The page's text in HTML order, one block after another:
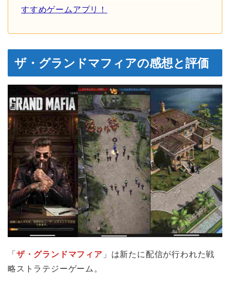
すすめゲームアプリ！
ザ・グランドマフィアの感想と評価
「 ザ・グランドマフィア 」は新たに配信が行われた戦
略ストラテジーゲーム。